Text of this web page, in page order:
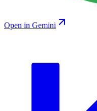
Open in Gemini